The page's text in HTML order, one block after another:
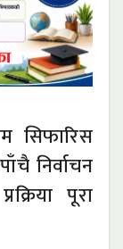
सिफारिस
निर्वाचन
पूरा